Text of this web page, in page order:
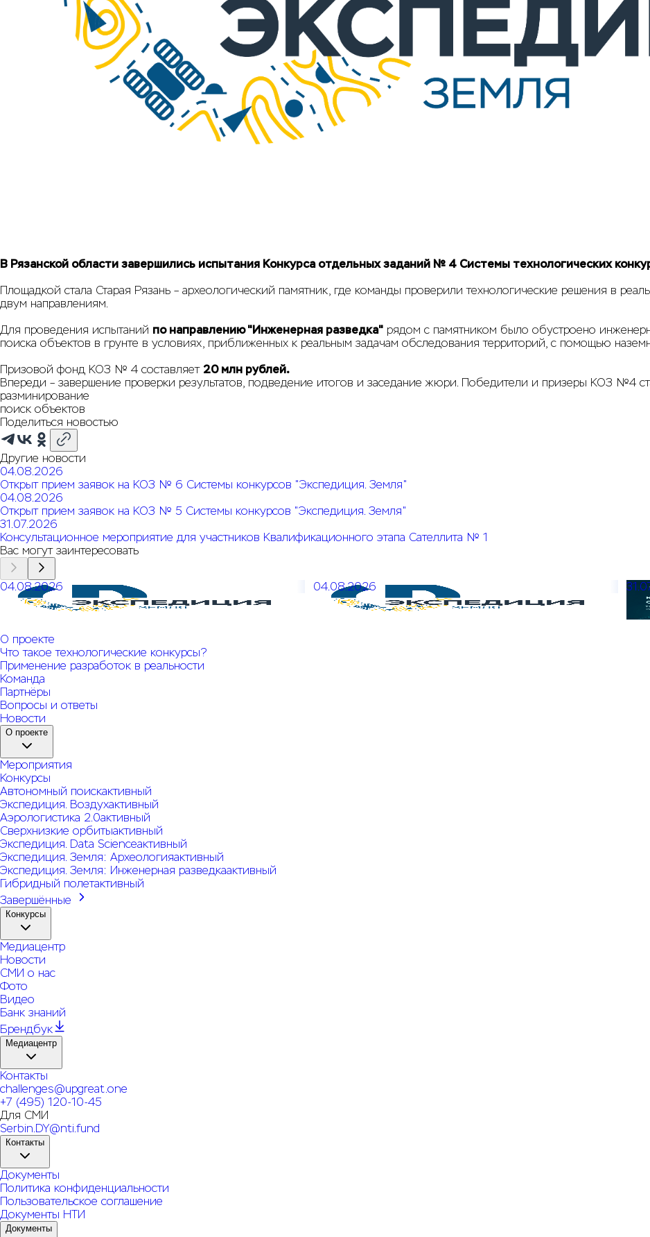
В Рязанской области завершились испытания Конкурса отдельных заданий № 4 Системы технологических
Площадкой стала Старая Рязань – археологический памятник, где команды проверили технологические решения в
двум направлениям.
Для проведения испытаний по направлению "Инженерная разведка" рядом с памятником было обустроено
поиска объектов в грунте в условиях, приближенных к реальным задачам обследования территорий, с помощью
Призовой фонд КОЗ № 4 составляет 20 млн рублей.
Впереди – завершение проверки результатов, подведение итогов и заседание жюри. Победители и призеры КОЗ №4
разминирование
поиск объектов
Поделиться новостью
Другие новости
04.08.2026
Открыт прием заявок на КОЗ № 6 Системы конкурсов "Экспедиция. Земля"
04.08.2026
Открыт прием заявок на КОЗ № 5 Системы конкурсов "Экспедиция. Земля"
31.07.2026
Консультационное мероприятие для участников Квалификационного этапа Сателлита № 1
Вас могут заинтересовать
04.08.2026
Открыт прием заявок на КОЗ № 6 Системы конкурсов
"Экспедиция. Земля"
04.08.2026
Открыт прием заявок на КОЗ № 5 Системы конкурсов
"Экспедиция. Земля"
О проекте
Что такое технологические конкурсы?
Применение разработок в реальности
Команда
Партнёры
Вопросы и ответы
Новости
О проекте
Мероприятия
Конкурсы
Автономный поискактивный
Экспедиция. Воздухактивный
Аэрологистика 2.0активный
Сверхнизкие орбитыактивный
Экспедиция. Data Scienceактивный
Экспедиция. Земля: Археологияактивный
Экспедиция. Земля: Инженерная разведкаактивный
Гибридный полетактивный
Завершённые
Конкурсы
Медиацентр
Новости
СМИ о нас
Фото
Видео
Банк знаний
Брендбук
Медиацентр
Контакты
challenges@upgreat.one
+7 (495) 120-10-45
Для СМИ
Serbin.DY@nti.fund
Контакты
Документы
Политика конфиденциальности
Пользовательское соглашение
Документы НТИ
Документы